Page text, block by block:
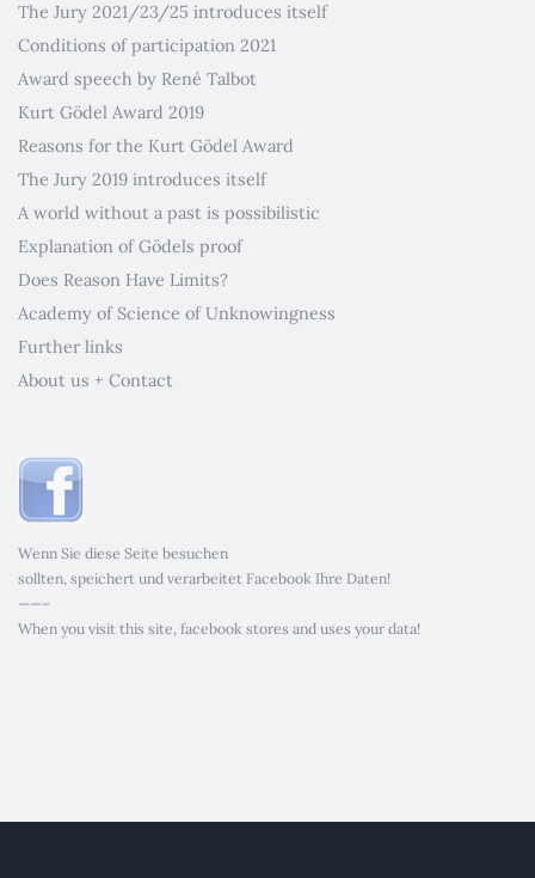
The Jury 2021/23/25 introduces itself
Conditions of participation 2021
Award speech by René Talbot
Kurt Gödel Award 2019
Reasons for the Kurt Gödel Award
The Jury 2019 introduces itself
A world without a past is possibilistic
Explanation of Gödels proof
Does Reason Have Limits?
Academy of Science of Unknowingness
Further links
About us + Contact
Wenn Sie diese Seite besuchen
sollten, speichert und verarbeitet Facebook Ihre Daten!
——–
When you visit this site, facebook stores and uses your data!